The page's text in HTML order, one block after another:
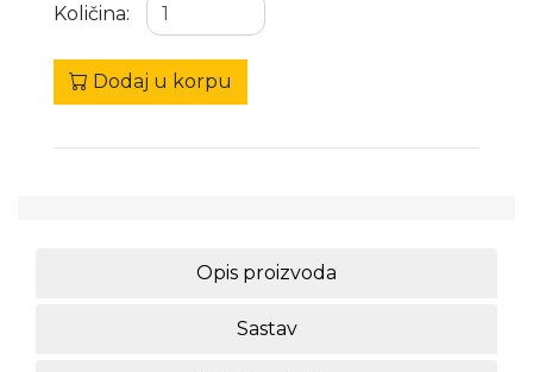
Količina:
Dodaj u korpu
Opis proizvoda
Sastav